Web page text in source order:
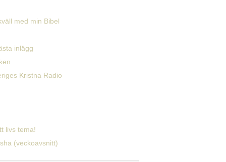
med min Bibel
inlägg
Kristna Radio
livs tema!
(veckoavsnitt)